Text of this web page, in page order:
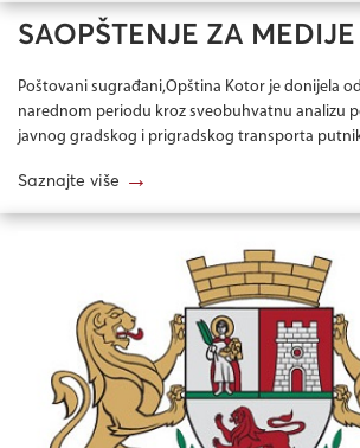
SAOPŠTENJE ZA MEDIJE
Poštovani sugrađani,Opština Kotor je donijela
narednom periodu kroz sveobuhvatnu analizu
javnog gradskog i prigradskog transporta
Saznajte više →